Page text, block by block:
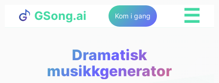
GSong.ai Kom i gang ☰
Dramatisk
musikkgenerator